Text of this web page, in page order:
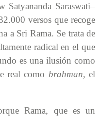
Satyananda Saraswati–
versos que recoge
a Sri Rama. Se trata de
radical en el que
es una ilusión como
real como brahman, el
Rama, que es un